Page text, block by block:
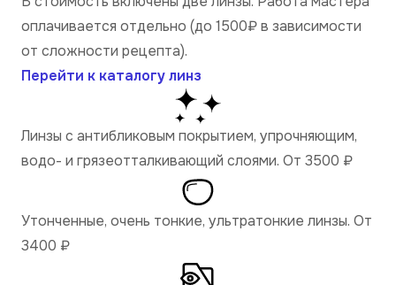
оплачивается отдельно (до 1500₽ в зависимости
от сложности рецепта).
Перейти к каталогу линз
Линзы с антибликовым покрытием, упрочняющим,
водо- и грязеотталкивающий слоями. От 3500 ₽
Утонченные, очень тонкие, ультратонкие линзы. От
3400 ₽